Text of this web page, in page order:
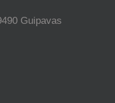
Guipavas